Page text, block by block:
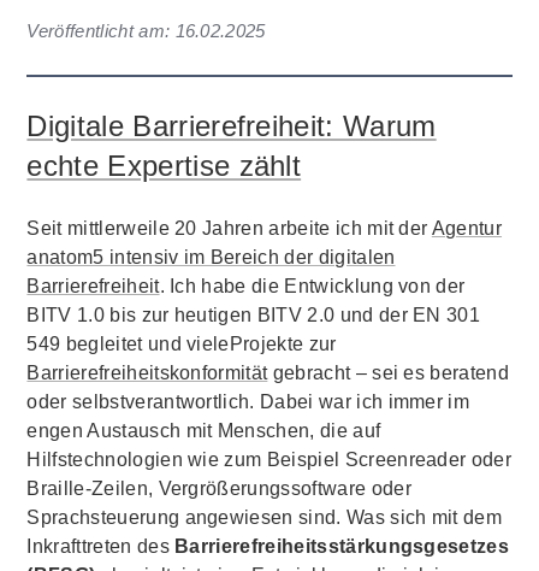
Veröffentlicht am: 16.02.2025
Digitale Barrierefreiheit: Warum
echte Expertise zählt
Seit mittlerweile 20 Jahren arbeite ich mit der Agentur
anatom5 intensiv im Bereich der digitalen
Barrierefreiheit. Ich habe die Entwicklung von der
BITV 1.0 bis zur heutigen BITV 2.0 und der EN 301
549 begleitet und vieleProjekte zur
Barrierefreiheitskonformitätgebracht – sei es beratend
oder selbstverantwortlich. Dabei war ich immer im
engen Austausch mit Menschen, die auf
Hilfstechnologien wie zum Beispiel Screenreader oder
Braille-Zeilen, Vergrößerungssoftware oder
Sprachsteuerung angewiesen sind. Was sich mit dem
Inkrafttreten des Barrierefreiheitsstärkungsgesetzes